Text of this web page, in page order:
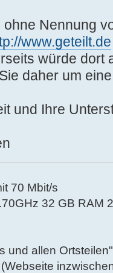
Nennung
www.geteilt.de
würde dort
daher um
und Ihre
70 Mbit/s
32 GB RAM
und allen Ortsteilen"
(Webseite